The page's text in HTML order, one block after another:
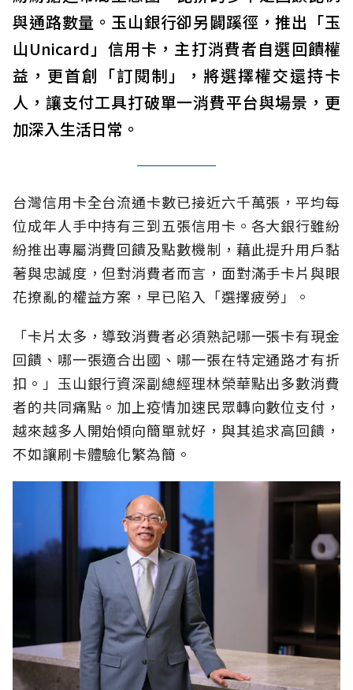
與通路數量。玉山銀行卻另闢蹊徑，推出「玉
山Unicard」信用卡，主打消費者自選回饋權
益，更首創「訂閱制」，將選擇權交還持卡
人，讓支付工具打破單一消費平台與場景，更
加深入生活日常。
台灣信用卡全台流通卡數已接近六千萬張，平均每
位成年人手中持有三到五張信用卡。各大銀行雖紛
紛推出專屬消費回饋及點數機制，藉此提升用戶黏
著與忠誠度，但對消費者而言，面對滿手卡片與眼
花撩亂的權益方案，早已陷入「選擇疲勞」。
「卡片太多，導致消費者必須熟記哪一張卡有現金
回饋、哪一張適合出國、哪一張在特定通路才有折
扣。」玉山銀行資深副總經理林榮華點出多數消費
者的共同痛點。加上疫情加速民眾轉向數位支付，
越來越多人開始傾向簡單就好，與其追求高回饋，
不如讓刷卡體驗化繁為簡。